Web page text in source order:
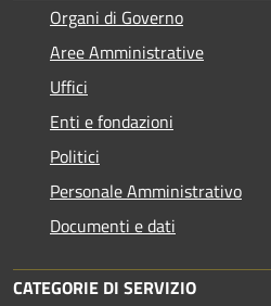
Organi di Governo
Aree Amministrative
Uffici
Enti e fondazioni
Politici
Personale Amministrativo
Documenti e dati
CATEGORIE DI SERVIZIO